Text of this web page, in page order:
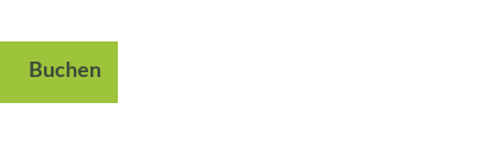
Buchen